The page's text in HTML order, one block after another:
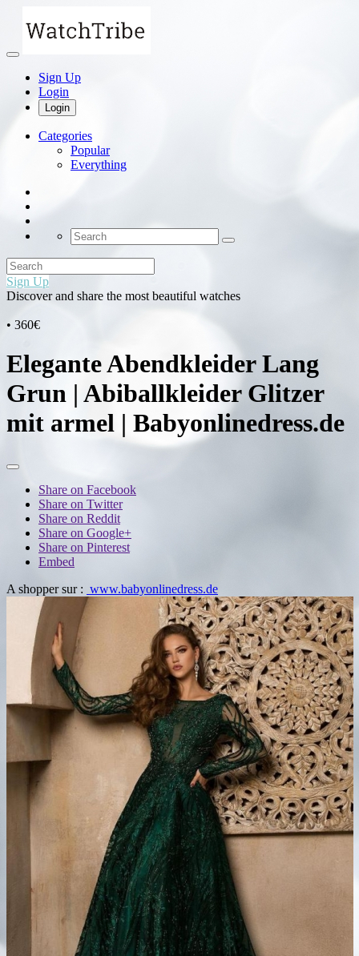
Sign Up
Login
Login
Categories
Popular
Everything
Sign Up
Discover and share the most beautiful watches
• 360€
Elegante Abendkleider Lang
Grun | Abiballkleider Glitzer
mit armel | Babyonlinedress.de
Share on Facebook
Share on Twitter
Share on Reddit
Share on Google+
Share on Pinterest
Embed
A shopper sur : www.babyonlinedress.de